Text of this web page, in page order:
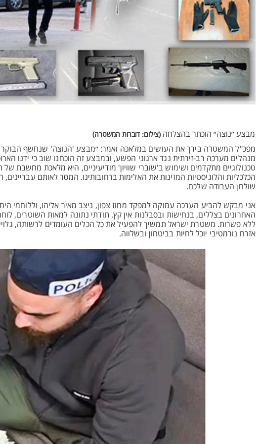
מבצע ״נוצה״ הוכתר בהצלחה (צילום: דוברות המשטרה)
מפכ"ל המשטרה בירך את העושים במלאכה ואמר: ״מבצע 'הנוצה' שנחשף
מנהלים מערכה רב-זירתית נגד ארגוני הפשע, ובמבצע זה הוכחנו שוב כי ידנו
טכנולוגיים מתקדמים ושימוש ב'שוברי שוויון' מודיעיניים, היא מלאכת
הכלכליות והלוגיסטיות המזינות את האלימות ברחובותינו. המסר לאותם
שולחן העבודה שלכם.
אני מבקש להביע הערכה עמוקה למפקד מחוז צפון, ניצב מאיר אליהו, וללוחמי
האחרונים בצללים, בנחישות ובסבלנות אין קץ. תודתי נתונה למאות השוטרים,
ללא פשרות. משטרת ישראל תמשיך להפעיל את כל הכלים העומדים לרשותה,
אזרח נורמטיבי יוכל לחיות בביטחון ובשלווה.